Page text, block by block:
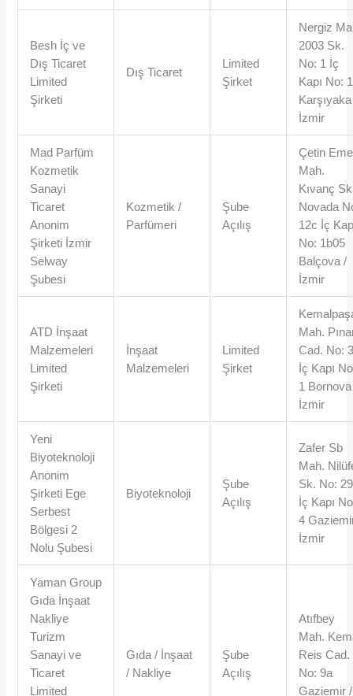
Besh İç ve
Dış Ticaret
Limited
Şirketi
Dış Ticaret
Limited
Şirket
Nergiz
2003 Sk.
No: 1 İç
Kapı No:
İzmir
Mad Parfüm
Kozmetik
Sanayi
Ticaret
Anonim
Şirketi İzmir
Selway
Şubesi
Kozmetik /
Parfümeri
Şube
Açılış
Çetin
Mah.
Kıvanç
Novada
12c İç
No: 1b05
Balçova /
İzmir
ATD İnşaat
Malzemeleri
Limited
Şirketi
İnşaat
Malzemeleri
Limited
Şirket
Mah.
Cad. No:
İç Kapı
1
İzmir
Yeni
Biyoteknoloji
Anonim
Şirketi Ege
Serbest
Bölgesi 2
Nolu Şubesi
Biyoteknoloji
Şube
Açılış
Zafer Sb
Mah.
Sk. No: 29
İç Kapı
4
İzmir
Yaman Group
Gıda İnşaat
Nakliye
Turizm
Sanayi ve
Ticaret
Limited
Gıda / İnşaat
/ Nakliye
Şube
Açılış
Atıfbey
Mah.
Reis Cad.
No: 9a
Gaziemir /